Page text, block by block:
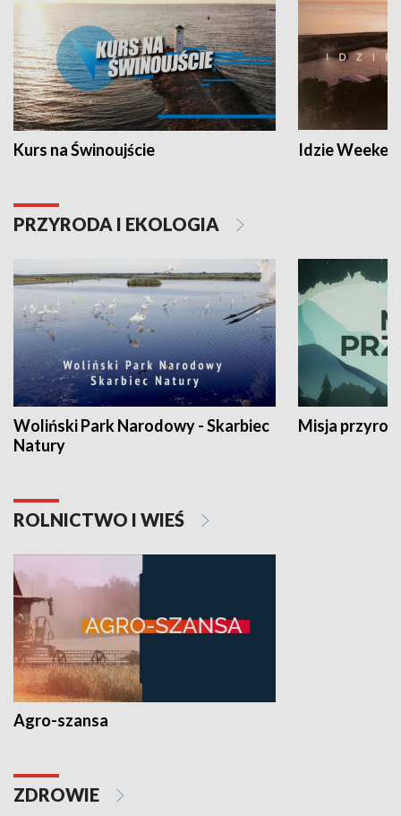
Kurs na Świnoujście Idzie
PRZYRODA I EKOLOGIA
Woliński Park Narodowy - Skarbiec
Natury
Misja
ROLNICTWO I WIEŚ
Agro-szansa
ZDROWIE